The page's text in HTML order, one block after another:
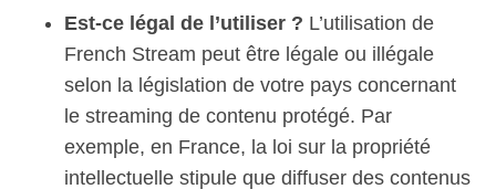
Est-ce légal de l’utiliser ? L’utilisation de
French Stream peut être légale ou illégale
selon la législation de votre pays concernant
le streaming de contenu protégé. Par
exemple, en France, la loi sur la propriété
intellectuelle stipule que diffuser des contenus